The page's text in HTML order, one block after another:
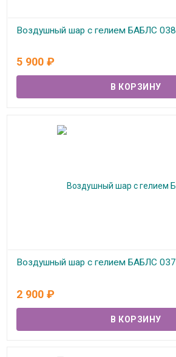
Воздушный шар с гелием БАБЛС 038
5 900 ₽
Воздушный шар с гелием БАБЛС 037
2 900 ₽